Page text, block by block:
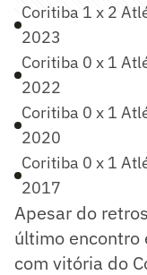
Coritiba 1 x 2
2023
Coritiba 0 x 1
2022
Coritiba 0 x 1
2020
Coritiba 0 x 1
2017
Apesar do
último encontro
com vitória do